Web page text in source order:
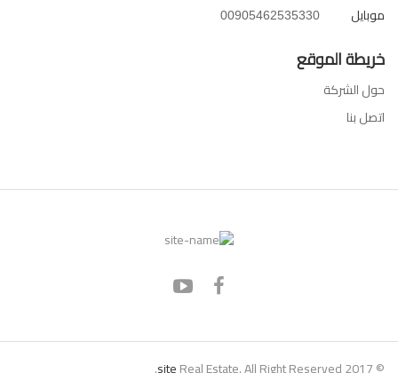
موبايل
00905462535330
خريطة الموقع
حول الشركة
اتصل بنا